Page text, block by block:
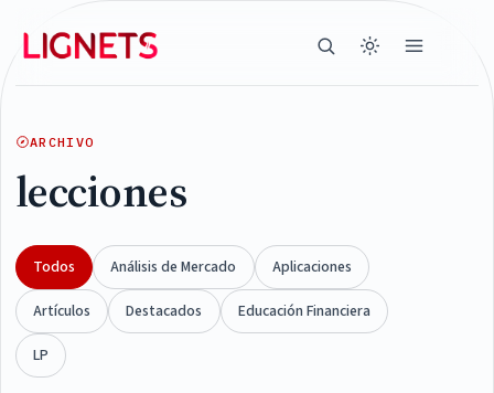
ARCHIVO
lecciones
Todos Análisis de Mercado
Aplicaciones
Artículos
Destacados
Educación Financiera
LP